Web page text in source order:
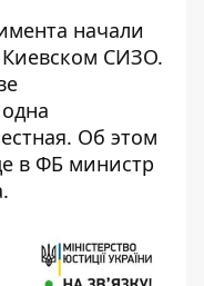
начали
СИЗО.
Об этом
в ФБ министр